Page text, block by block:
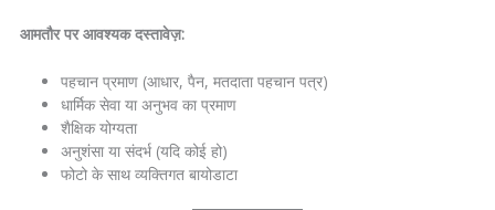
आमतौर पर आवश्यक दस्तावेज़:
पहचान प्रमाण (आधार, पैन, मतदाता पहचान पत्र)
धार्मिक सेवा या अनुभव का प्रमाण
शैक्षिक योग्यता
अनुशंसा या संदर्भ (यदि कोई हो)
फोटो के साथ व्यक्तिगत बायोडाटा